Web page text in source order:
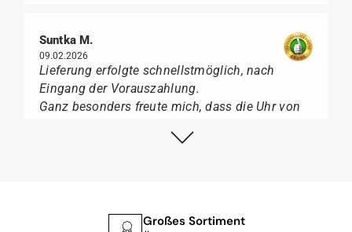
Suntka M.
09.02.2026
Lieferung erfolgte schnellstmöglich, nach
Eingang der Vorauszahlung.
Ganz besonders freute mich, dass die Uhr von
geliefert wurde, sondern mit der gelben
für seine professionelle Arbeit und tollen
Großes Sortiment